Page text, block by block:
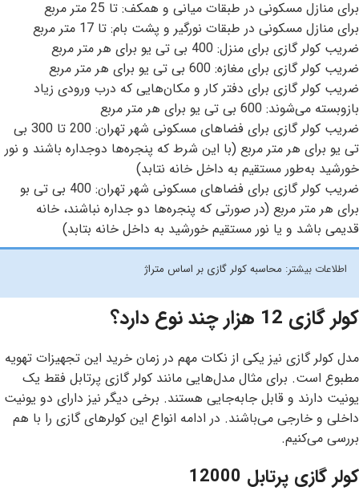
برای منازل مسکونی در طبقات میانی و همکف: تا 25 متر مربع
برای منازل مسکونی در طبقات نورگیر و پشت بام: تا 17 متر مربع
ضریب کولر گازی برای منزل: 400 بی تی یو برای هر متر مربع
ضریب کولر گازی برای مغازه: 600 بی تی یو برای هر متر مربع
ضریب کولر گازی برای دفتر کار و مکان‌هایی که درب ورودی زیاد
بازوبسته می‌شوند: 600 بی تی یو برای هر متر مربع
ضریب کولر گازی برای فضاهای مسکونی شهر تهران: 200 تا 300 بی
تی یو برای هر متر مربع (با این شرط که پنجره‌ها دوجداره باشند و نور
خورشید به‌طور مستقیم به داخل خانه نتابد)
ضریب کولر گازی برای فضاهای مسکونی شهر تهران: 400 بی تی بو
برای هر متر مربع (در صورتی که پنجره‌ها دو جداره نباشند، خانه
قدیمی باشد و یا نور مستقیم خورشید به داخل خانه بتابد)
اطلاعات بیشتر: محاسبه کولر گازی بر اساس متراژ
کولر گازی 12 هزار چند نوع دارد؟
مدل کولر گازی نیز یکی از نکات مهم در زمان خرید این تجهیزات تهویه
مطبوع است. برای مثال مدل‌هایی مانند کولر گازی پرتابل فقط یک
یونیت دارند و قابل جابه‌جایی هستند. برخی دیگر نیز دارای دو یونیت
داخلی و خارجی می‌باشند. در ادامه انواع این کولرهای گازی را با هم
بررسی می‌کنیم.
کولر گازی پرتابل 12000